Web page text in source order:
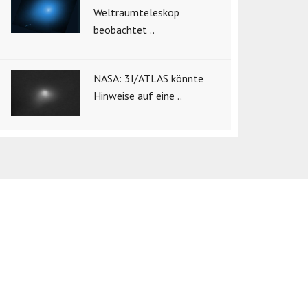
Weltraumteleskop
beobachtet ..
NASA: 3I/ATLAS könnte
Hinweise auf eine ..